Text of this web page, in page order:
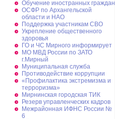
Обучение иностранных граждан
ОСФР по Архангельской
области и НАО
Поддержка участникам СВО
Укрепление общественного
здоровья
ГО и ЧС Мирного информирует
МО МВД России по ЗАТО
г.Мирный
Муниципальная cлужба
Противодействие коррупции
«Профилактика экстремизма и
терроризма»
Мирнинская городская ТИК
Резерв управленческих кадров
Межрайонная ИФНС России №
6